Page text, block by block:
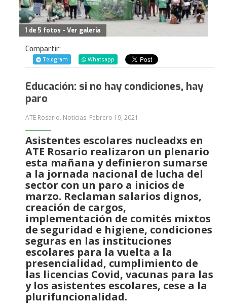
1 de 5 fotos - Ver galería
Compartir:
Telegram Whatsapp
Educación: si no hay condiciones, hay
paro
ATE Rosario. Noticias. Febrero 19, 2021 .
Asistentes escolares nucleadxs en
ATE Rosario realizaron un plenario
esta mañana y definieron sumarse
a la jornada nacional de lucha del
sector con un paro a inicios de
marzo. Reclaman salarios dignos,
creación de cargos,
implementación de comités mixtos
de seguridad e higiene, condiciones
seguras en las instituciones
escolares para la vuelta a la
presencialidad, cumplimiento de
las licencias Covid, vacunas para las
y los asistentes escolares, cese a la
plurifuncionalidad.